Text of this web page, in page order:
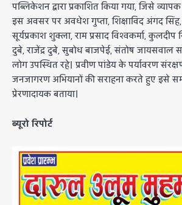
पब्लिकेशन द्वारा प्रकाशित किया गया, जिसे
इस अवसर पर अवधेश गुप्ता, शिक्षाविद अंगद सिंह,
सूर्यप्रकाश शुक्ला, राम प्रसाद विश्वकर्मा, कुलदीप
दुबे, राजेंद्र दुबे, सुबोध बाजपेई, संतोष जायसवाल
लोग उपस्थित रहे। प्रवीण पांडेय के पर्यावरण
जनजागरण अभियानों की सराहना करते हुए इसे
प्रेरणादायक बताया।
ब्यूरो रिपोर्ट